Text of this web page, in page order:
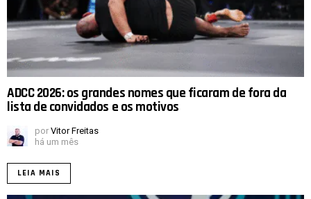
ADCC 2026: os grandes nomes que ficaram de fora da
lista de convidados e os motivos
por Vitor Freitas
há um mês
LEIA MAIS